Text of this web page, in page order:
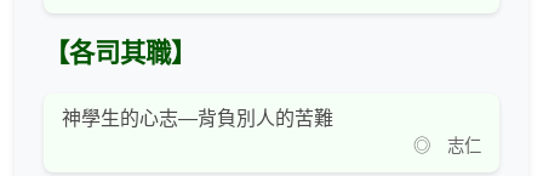
【各司其職】
神學生的心志―背負別人的苦難
◎ 志仁